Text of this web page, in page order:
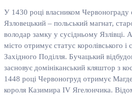
У 1430 році власником Червонограду
Язловецький – польський магнат,
володар замку у сусідньому Язлівці.
місто отримує статус королівського і
Західного Поділля. Бучацький
засновує домініканський кляштор з
1448 році Червоногруд отримує
короля Казимира ІV Ягелончика.